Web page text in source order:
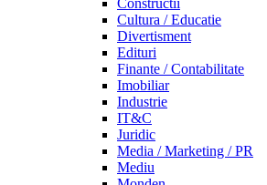
Constructii
Cultura / Educatie
Divertisment
Edituri
Finante / Contabilitate
Imobiliar
Industrie
IT&C
Juridic
Media / Marketing / PR
Mediu